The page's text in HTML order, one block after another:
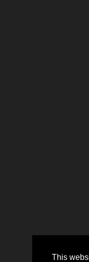
This